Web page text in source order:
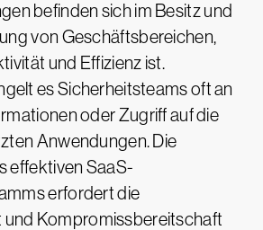
befinden sich im Besitz und
von Geschäftsbereichen,
und Effizienz ist.
es Sicherheitsteams oft an
oder Zugriff auf die
Anwendungen. Die
effektiven SaaS-
erfordert die
Kompromissbereitschaft